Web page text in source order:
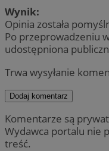
Wynik:
Opinia została
Po przeprowadzeniu
udostępniona
Trwa wysyłanie
Dodaj komentarz
Komentarze są
Wydawca portalu nie
treść.